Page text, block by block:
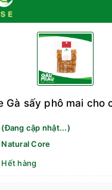
Gà sấy phô mai cho
(Đang cập nhật...)
Natural Core
Hết hàng